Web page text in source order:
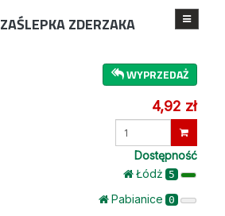
ZAŚLEPKA ZDERZAKA
WYPRZEDAŻ
4,92 zł
Dostępność
Łódż 5
Pabianice 0